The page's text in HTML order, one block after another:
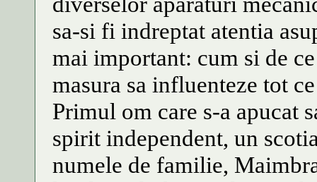
sa-si fi indreptat atentia
mai important: cum si de
masura sa influenteze tot
Primul om care s-a apucat
spirit independent, un
numele de familie,